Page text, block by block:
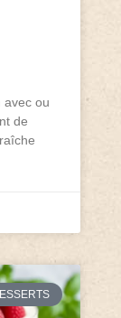
avec ou
de